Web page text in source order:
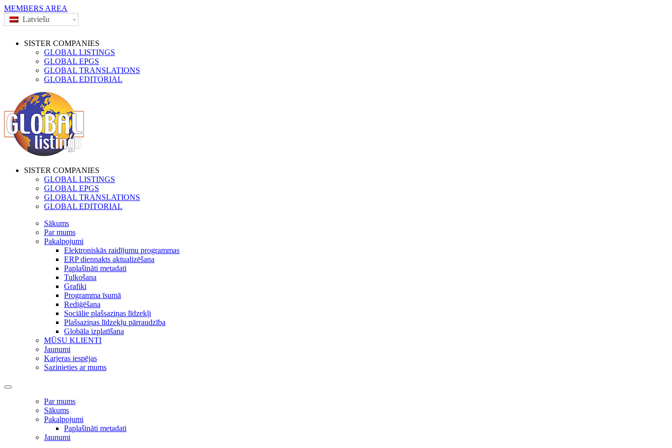
MEMBERS AREA
Latviešu
SISTER COMPANIES
GLOBAL LISTINGS
GLOBAL EPGS
GLOBAL TRANSLATIONS
GLOBAL EDITORIAL
SISTER COMPANIES
GLOBAL LISTINGS
GLOBAL EPGS
GLOBAL TRANSLATIONS
GLOBAL EDITORIAL
Sākums
Par mums
Pakalpojumi
Elektroniskās raidījumu programmas
ERP diennakts aktualizēšana
Paplašināti metadati
Tulkošana
Grafiki
Programma īsumā
Rediģēšana
Sociālie plašsaziņas līdzekļi
Plašsaziņas līdzekļu pārraudzība
Globāla izplatīšana
MŪSU KLIENTI
Jaunumi
Karjeras iespējas
Sazinieties ar mums
Par mums
Sākums
Pakalpojumi
Paplašināti metadati
Jaunumi